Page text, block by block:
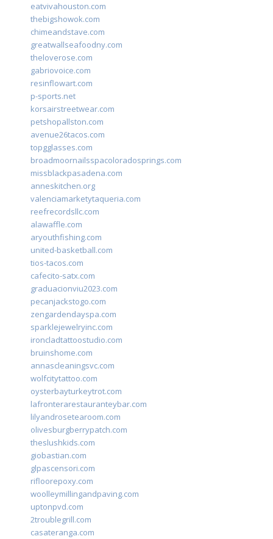
eatvivahouston.com
thebigshowok.com
chimeandstave.com
greatwallseafoodny.com
theloverose.com
gabriovoice.com
resinflowart.com
p-sports.net
korsairstreetwear.com
petshopallston.com
avenue26tacos.com
topgglasses.com
broadmoornailsspacoloradosprings.com
missblackpasadena.com
anneskitchen.org
valenciamarketytaqueria.com
reefrecordsllc.com
alawaffle.com
aryouthfishing.com
united-basketball.com
tios-tacos.com
cafecito-satx.com
graduacionviu2023.com
pecanjackstogo.com
zengardendayspa.com
sparklejewelryinc.com
ironcladtattoostudio.com
bruinshome.com
annascleaningsvc.com
wolfcitytattoo.com
oysterbayturkeytrot.com
lafronterarestauranteybar.com
lilyandrosetearoom.com
olivesburgberrypatch.com
theslushkids.com
giobastian.com
glpascensori.com
rifloorepoxy.com
woolleymillingandpaving.com
uptonpvd.com
2troublegrill.com
casateranga.com